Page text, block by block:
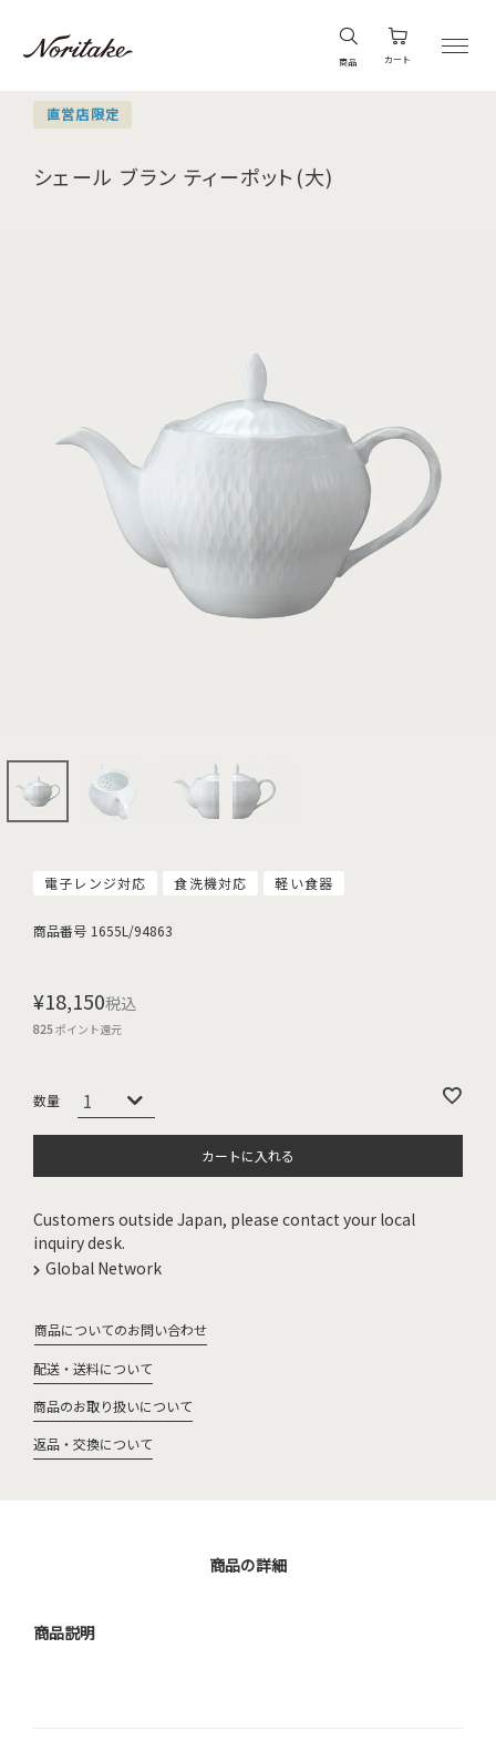
商品 カート
直営店限定
シェール ブラン ティーポット(大)
電子レンジ対応 食洗機対応 軽い食器
商品番号 1655L/94863
¥18,150税込
825ポイント還元
カートに入れる
Customers outside Japan, please contact your local
inquiry desk.
Global Network
商品についてのお問い合わせ
配送・送料について
商品のお取り扱いについて
返品・交換について
商品の詳細
商品説明